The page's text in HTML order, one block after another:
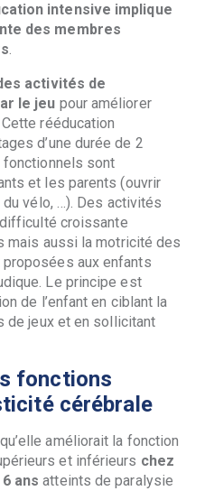
intensive implique
des membres
.
activités de
le jeu pour améliorer
rééducation
d’une durée de 2
sont
et les parents (ouvrir
vélo, …). Des activités
croissante
mais aussi la motricité des
aux enfants
Le principe est
de l’enfant en ciblant la
de jeux et en sollicitant
fonctions
cérébrale
améliorait la fonction
et inférieurs chez
ans atteints de paralysie